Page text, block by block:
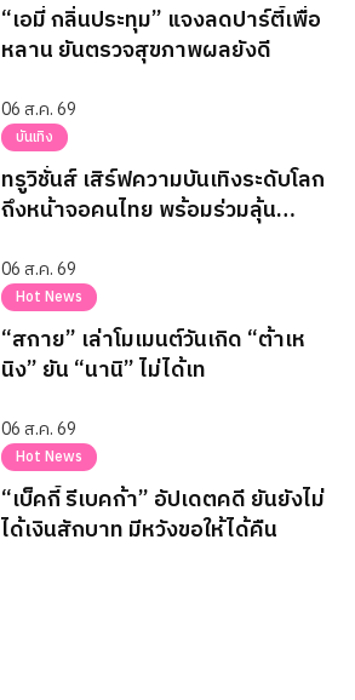
“เอมี่ กลิ่นประทุม” แจงลดปาร์ตี้เพื่อ
หลาน ยันตรวจสุขภาพผลยังดี
06 ส.ค. 69
บันเทิง
ทรูวิชั่นส์ เสิร์ฟความบันเทิงระดับโลก
ถึงหน้าจอคนไทย พร้อมร่วมลุ้น
TALENT SEASON 21
06 ส.ค. 69
Hot News
“สกาย” เล่าโมเมนต์วันเกิด “ต้าเห
นิง” ยัน “นานิ” ไม่ได้เท
06 ส.ค. 69
Hot News
“เบ็คกี้ รีเบคก้า” อัปเดตคดี ยันยังไม่
ได้เงินสักบาท มีหวังขอให้ได้คืน